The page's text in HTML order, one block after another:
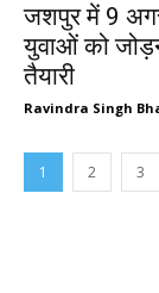
जशपुर में 9
युवाओं को जोड़ने
तैयारी
Ravindra Singh
1 2 3